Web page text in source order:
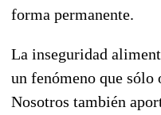
forma permanente.
La inseguridad
un fenómeno que
Nosotros también